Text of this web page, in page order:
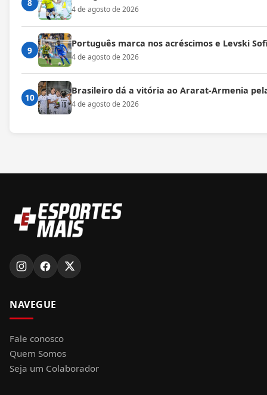
8
4 de agosto de 2026
9
Português marca nos acréscimos e Levski
4 de agosto de 2026
10
Brasileiro dá a vitória ao Ararat-Armenia
4 de agosto de 2026
NAVEGUE
Fale conosco
Quem Somos
Seja um Colaborador